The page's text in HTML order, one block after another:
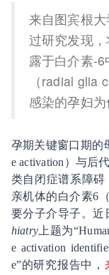
来自图宾根
过研究发现
露于白介素-
（radial glia
感染的孕妇
孕期关键窗口期的
e activation）与后
类自闭症谱系障
亲机体的白介素6
要分子介导子。近
hiatry 上题为
e activation
e”的研究报告中，